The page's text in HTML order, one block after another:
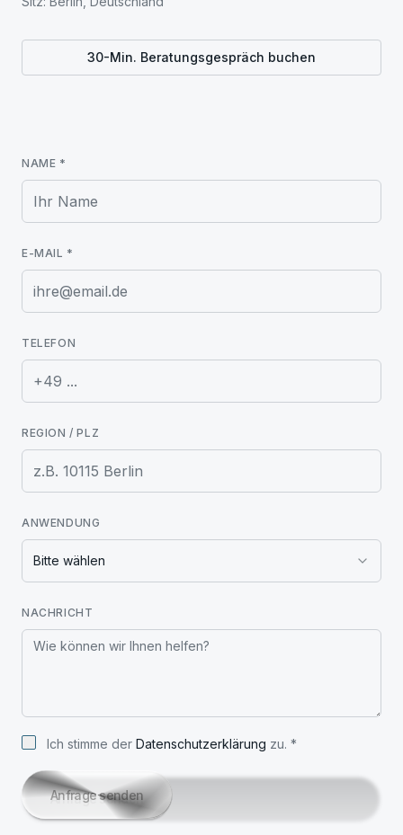
30-Min. Beratungsgespräch buchen
NAME *
E-MAIL *
TELEFON
REGION / PLZ
ANWENDUNG
Bitte wählen
NACHRICHT
Ich stimme der Datenschutzerklärung zu. *
Anfrage senden